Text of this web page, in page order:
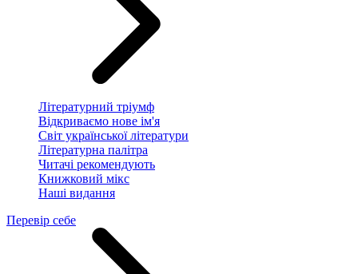
Літературний тріумф
Відкриваємо нове ім'я
Світ української літератури
Літературна палітра
Читачі рекомендують
Книжковий мікс
Наші видання
Перевір себе